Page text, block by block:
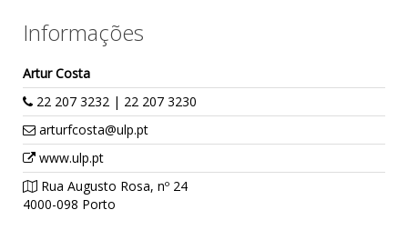
Informações
Artur Costa
22 207 3232 | 22 207 3230
arturfcosta@ulp.pt
www.ulp.pt
Rua Augusto Rosa, nº 24
4000-098 Porto